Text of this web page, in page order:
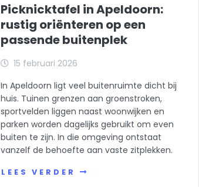
Picknicktafel in Apeldoorn:
rustig oriënteren op een
passende buitenplek
15 februari 2026
In Apeldoorn ligt veel buitenruimte dicht bij
huis. Tuinen grenzen aan groenstroken,
sportvelden liggen naast woonwijken en
parken worden dagelijks gebruikt om even
buiten te zijn. In die omgeving ontstaat
vanzelf de behoefte aan vaste zitplekken.
LEES VERDER